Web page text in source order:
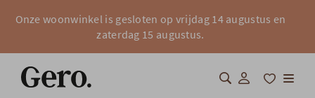
Onze woonwinkel is gesloten op vrijdag 14 augustus en
zaterdag 15 augustus.